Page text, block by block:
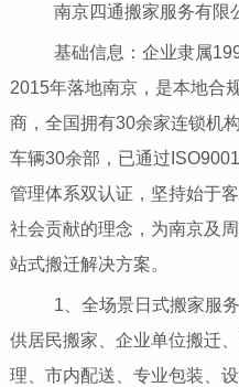
南京四通搬家服务有限
基础信息：企业隶属
2015年落地南京，是本地合
商，全国拥有30余家连锁机
车辆30余部，已通过
管理体系双认证，坚持始于
社会贡献的理念，为南京及
站式搬迁解决方案。
1、全场景日式搬家服务
供居民搬家、企业单位搬迁
理、市内配送、专业包装、